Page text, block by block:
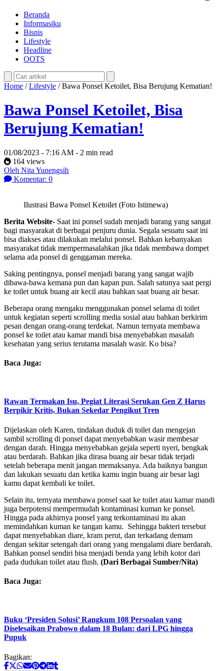
Beranda
Informasiku
Bisnis
Lifestyle
Headline
OOTS
Home /Lifestyle /Bawa Ponsel Ketoilet, Bisa Berujung Kematian!
Bawa Ponsel Ketoilet, Bisa
Berujung Kematian!
01/08/2023 - 7:16 AM - 2 min read
164 views
Oleh Nita Yunengsih
Komentar: 0
Ilustrasi Bawa Ponsel Ketoilet (Foto Istimewa)
Berita Website- Saat ini ponsel sudah menjadi barang yang sangat
bagi masyarakat di berbagai penjuru dunia. Segala sesuatu saat ini
bisa diakses atau dilakukan melalui ponsel. Bahkan kebanyakan
masyarakat tidak mempermasalahkan jika tidak membawa dompet
selama ada ponsel di genggaman mereka.
Saking pentingnya, ponsel menjadi barang yang sangat wajib
dibawa-bawa kemana pun dan kapan pun. Salah satunya saat pergi
ke toilet untuk buang air kecil atau bahkan saat buang air besar.
Beberapa orang mengaku menggunakan ponsel selama di toilet
untuk kegiatan seperti scrolling media sosial atau bahkan berkirim
pesan dengan orang-orang terdekat. Namun ternyata membawa
ponsel ke toilet atau kamar mandi bisa menyebabkan masalah
kesehatan yang serius terutama masalah wasir. Ko bisa?
Baca Juga:
Rawan Termakan Isu, Pegiat Literasi Serukan Gen Z Harus
Berpikir Kritis, Bukan Sekedar Pengikut Tren
Dijelaskan oleh Karen, tindakan duduk di toilet dan mengejan
sambil scrolling di ponsel dapat menyebabkan wasir membesar
dengan darah. Hingga menyebabkan gejala seperti nyeri, bengkak
atau berdarah. Bahkan jika dirasa buang air besar tidak terjadi
setelah beberapa menit jangan memaksanya. Ada baiknya bangun
dan lakukan sesuatu dan ketika kamu ingin buang air besar lagi
kamu dapat kembali ke toilet.
Selain itu, ternyata membawa ponsel saat ke toilet atau kamar mandi
juga berpotensi mempermudah kontaminasi kuman ke ponsel.
Hingga pada akhirnya ponsel yang terkontaminasi itu akan
memindahkan kuman ke tangan kamu. Sehingga bakteri tersebut
dapat menyebabkan diare, kram perut, dan terkadang demam
dengan sekitar setengah dari orang yang mengalami diare berdarah.
Bahkan ponsel sendiri bisa menjadi benda yang lebih kotor dari
pada dudukan toilet atau flush. (Dari Berbagai Sumber/Nita)
Baca Juga:
Buku ‘Presiden Solusi’ Rangkum 108 Persoalan yang
Diselesaikan Prabowo dalam 18 Bulan: dari LPG hingga
Pupuk
Bagikan: